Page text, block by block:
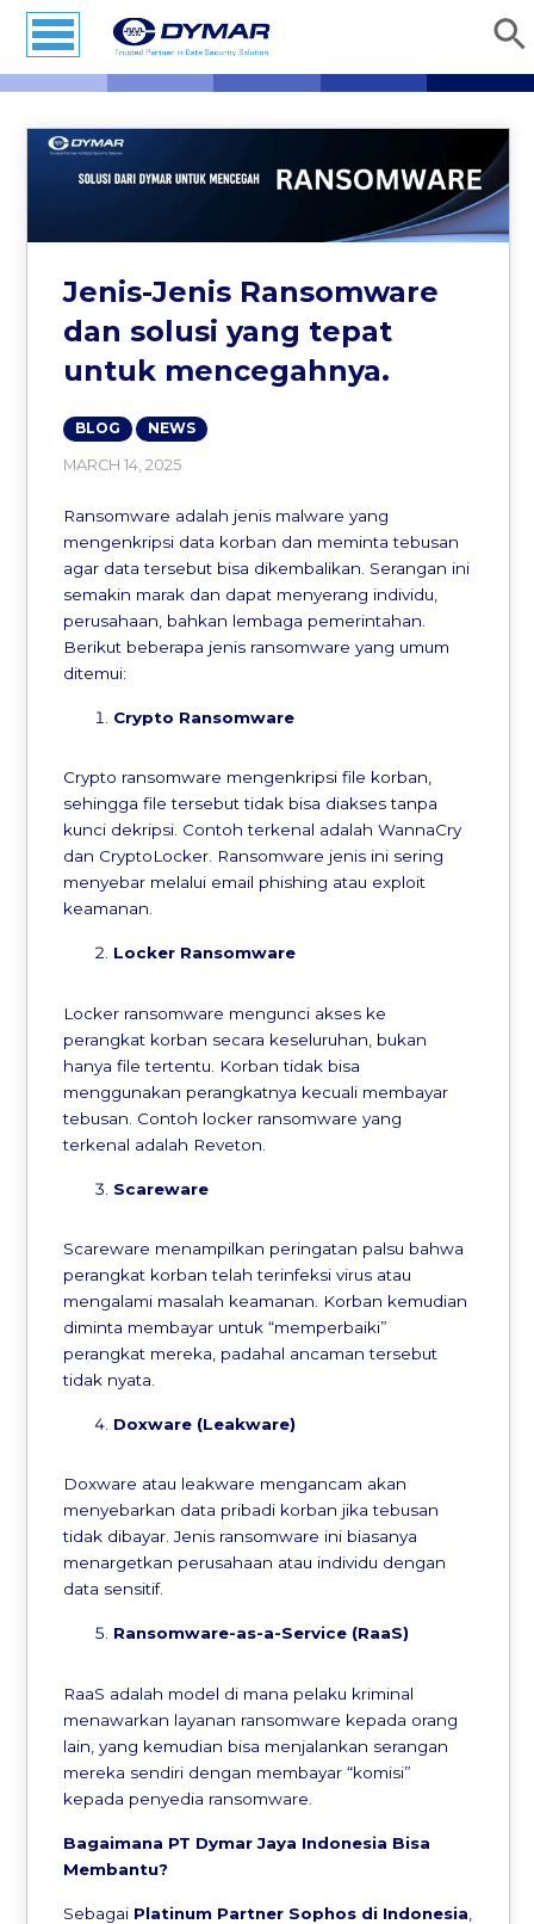
Jenis-Jenis Ransomware
dan solusi yang tepat
untuk mencegahnya.
BLOG NEWS
MARCH 14, 2025
Ransomware adalah jenis malware yang
mengenkripsi data korban dan meminta tebusan
agar data tersebut bisa dikembalikan. Serangan ini
semakin marak dan dapat menyerang individu,
perusahaan, bahkan lembaga pemerintahan.
Berikut beberapa jenis ransomware yang umum
ditemui:
Crypto Ransomware
Crypto ransomware mengenkripsi file korban,
sehingga file tersebut tidak bisa diakses tanpa
kunci dekripsi. Contoh terkenal adalah WannaCry
dan CryptoLocker. Ransomware jenis ini sering
menyebar melalui email phishing atau exploit
keamanan.
Locker Ransomware
Locker ransomware mengunci akses ke
perangkat korban secara keseluruhan, bukan
hanya file tertentu. Korban tidak bisa
menggunakan perangkatnya kecuali membayar
tebusan. Contoh locker ransomware yang
terkenal adalah Reveton.
Scareware
Scareware menampilkan peringatan palsu bahwa
perangkat korban telah terinfeksi virus atau
mengalami masalah keamanan. Korban kemudian
diminta membayar untuk “memperbaiki”
perangkat mereka, padahal ancaman tersebut
tidak nyata.
Doxware (Leakware)
Doxware atau leakware mengancam akan
menyebarkan data pribadi korban jika tebusan
tidak dibayar. Jenis ransomware ini biasanya
menargetkan perusahaan atau individu dengan
data sensitif.
Ransomware-as-a-Service (RaaS)
RaaS adalah model di mana pelaku kriminal
menawarkan layanan ransomware kepada orang
lain, yang kemudian bisa menjalankan serangan
mereka sendiri dengan membayar “komisi”
kepada penyedia ransomware.
Bagaimana PT Dymar Jaya Indonesia Bisa
Membantu?
Sebagai Platinum Partner Sophos di Indonesia